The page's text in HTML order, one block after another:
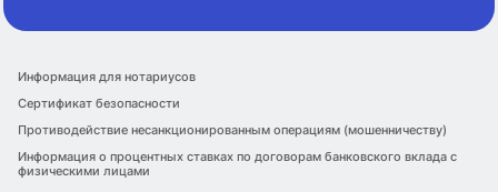
Информация для нотариусов
Сертификат безопасности
Противодействие несанкционированным операциям (мошенничеству)
Информация о процентных ставках по договорам банковского вклада с
физическими лицами